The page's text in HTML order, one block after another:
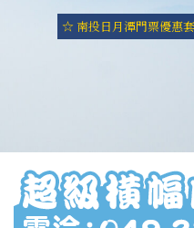
☆ 南投日月潭門票優惠